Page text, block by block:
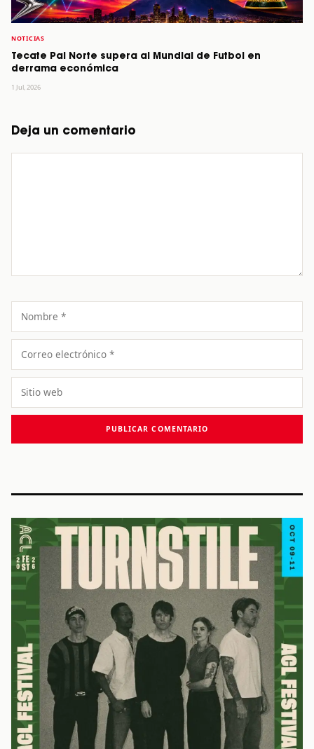
NOTICIAS
Tecate Pal Norte supera al Mundial de Futbol en
derrama económica
1 Jul, 2026
Deja un comentario
Nombre
Correo
electrónico
Sitio
web